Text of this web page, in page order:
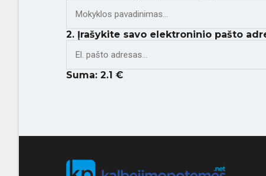
2. Įrašykite savo elektroninio pašto
Suma: 2.1 €